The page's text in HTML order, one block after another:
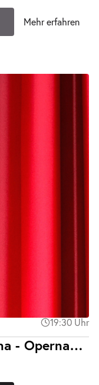
Mehr erfahren
19:30 Uhr
AIMS 26 Una festa italiana - Opernabend mit Klavierbegleitung